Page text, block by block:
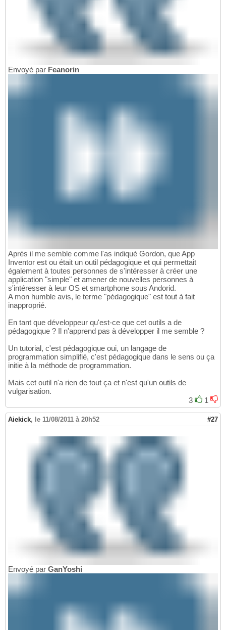
Envoyé par Feanorin
Après il me semble comme l'as indiqué Gordon, que App
Inventor est ou était un outil pédagogique et qui permettait
également à toutes personnes de s'intéresser à créer une
application "simple" et amener de nouvelles personnes à
s'intéresser à leur OS et smartphone sous Andorid.
A mon humble avis, le terme "pédagogique" est tout à fait
inapproprié.
En tant que développeur qu'est-ce que cet outils a de
pédagogique ? Il n'apprend pas à développer il me semble ?
Un tutorial, c'est pédagogique oui, un langage de
programmation simplifié, c'est pédagogique dans le sens ou ça
initie à la méthode de programmation.
Mais cet outil n'a rien de tout ça et n'est qu'un outils de
vulgarisation.
3
1
Aiekick, le 11/08/2011 à 20h52 #27
Envoyé par GanYoshi